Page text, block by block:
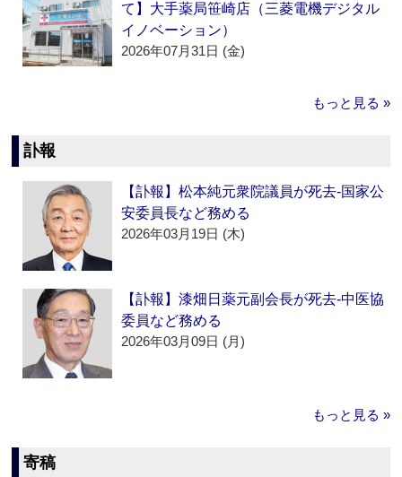
て】大手薬局笹崎店（三菱電機デジタル
イノベーション）
2026年07月31日 (金)
もっと見る »
訃報
【訃報】松本純元衆院議員が死去‐国家公
安委員長など務める
2026年03月19日 (木)
【訃報】漆畑日薬元副会長が死去‐中医協
委員など務める
2026年03月09日 (月)
もっと見る »
寄稿